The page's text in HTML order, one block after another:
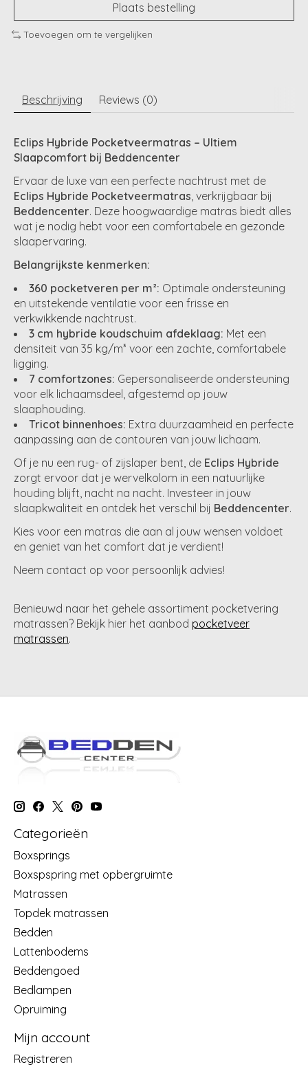
Plaats bestelling
Toevoegen om te vergelijken
Beschrijving Reviews (0)
Eclips Hybride Pocketveermatras – Ultiem
Slaapcomfort bij Beddencenter
Ervaar de luxe van een perfecte nachtrust met de
Eclips Hybride Pocketveermatras , verkrijgbaar bij
Beddencenter. Deze hoogwaardige matras biedt alles
wat je nodig hebt voor een comfortabele en gezonde
slaapervaring.
Belangrijkste kenmerken:
360 pocketveren per m²: Optimale ondersteuning
en uitstekende ventilatie voor een frisse en
verkwikkende nachtrust.
3 cm hybride koudschuim afdeklaag: Met een
densiteit van 35 kg/m³ voor een zachte, comfortabele
ligging.
7 comfortzones: Gepersonaliseerde ondersteuning
voor elk lichaamsdeel, afgestemd op jouw
slaaphouding.
Tricot binnenhoes: Extra duurzaamheid en perfecte
aanpassing aan de contouren van jouw lichaam.
Of je nu een rug- of zijslaper bent, de Eclips Hybride
zorgt ervoor dat je wervelkolom in een natuurlijke
houding blijft, nacht na nacht. Investeer in jouw
slaapkwaliteit en ontdek het verschil bij Beddencenter.
Kies voor een matras die aan al jouw wensen voldoet
en geniet van het comfort dat je verdient!
Neem contact op voor persoonlijk advies!
Benieuwd naar het gehele assortiment pocketvering
matrassen? Bekijk hier het aanbod pocketveer
matrassen.
Categorieën
Boxsprings
Boxspspring met opbergruimte
Matrassen
Topdek matrassen
Bedden
Lattenbodems
Beddengoed
Bedlampen
Opruiming
Mijn account
Registreren